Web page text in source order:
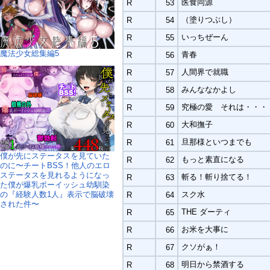
R 53
医食同源
R
54
（塗りつぶし）
R
55
いっちぜーん
R
56
青春
R
57
人間界で就職
R
58
みんななかよし
R
59
究極の愛 それは・・・
R
60
大和撫子
R
61
旦那様といつまでも
R
62
もっと素直になる
R
63
斬る！斬り捨てる！
R
64
スク水
R
65
THE ダーティ
R
66
お米を大事に
R
67
クソがぁ！
R
68 明日から禁酒する
魔法少女総集編5
僕が先にステータスを見ていた
のに〜チートBSS！他人のエロ
ステータスを見れるようになっ
た僕が爆乳ボーイッシュ幼馴染
の『経験人数1人』表示で脳破壊
された件〜